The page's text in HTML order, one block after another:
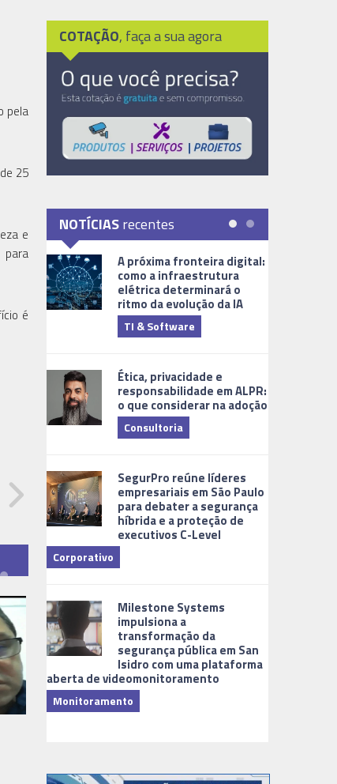
pela
25
e
é
COTAÇÃO, faça a sua agora
NOTÍCIASrecentes
A próxima fronteira digital:
como a infraestrutura
elétrica determinará o
ritmo da evolução da IA
TI & Software
Ética, privacidade e
responsabilidade em ALPR:
o que considerar na adoção
Consultoria
SegurPro reúne líderes
empresariais em São Paulo
para debater a segurança
híbrida e a proteção de
executivos C-Level
Corporativo
Milestone Systems
impulsiona a
transformação da
segurança pública em San
Isidro com uma plataforma
aberta de videomonitoramento
Monitoramento